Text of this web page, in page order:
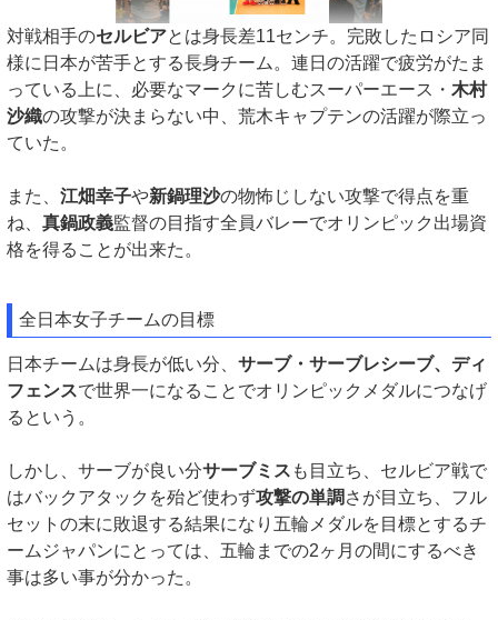
対戦相手のセルビアとは身長差11センチ。完敗したロシア同
様に日本が苦手とする長身チーム。連日の活躍で疲労がたま
っている上に、必要なマークに苦しむスーパーエース・ 木村
沙織の攻撃が決まらない中、荒木キャプテンの活躍が際立っ
ていた。
また、 江畑幸子や新鍋理沙の物怖じしない攻撃で得点を重
ね、 真鍋政義監督の目指す全員バレーでオリンピック出場資
格を得ることが出来た。
全日本女子チームの目標
日本チームは身長が低い分、 サーブ・サーブレシーブ、ディ
フェンスで世界一になることでオリンピックメダルにつなげ
るという。
しかし、サーブが良い分サーブミス も目立ち、セルビア戦で
はバックアタックを殆ど使わず攻撃の単調 さが目立ち、フル
セットの末に敗退する結果になり五輪メダルを目標とするチ
ームジャパンにとっては、五輪までの2ヶ月の間にするべき
事は多い事が分かった。